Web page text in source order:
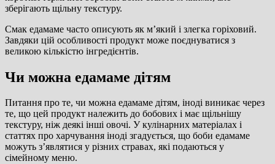
зберігають щільну текстуру.
Смак едамаме часто описують як м’який і злегка горіховий.
Завдяки цій особливості продукт може поєднуватися з
великою кількістю інгредієнтів.
Чи можна едамаме дітям
Питання про те, чи можна едамаме дітям, іноді виникає через
те, що цей продукт належить до бобових і має щільнішу
текстуру, ніж деякі інші овочі. У кулінарних матеріалах і
статтях про харчування іноді згадується, що боби едамаме
можуть з’являтися у різних стравах, які подаються у
сімейному меню.